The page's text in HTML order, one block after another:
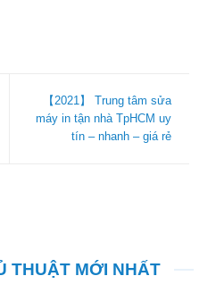
【2021】 Trung tâm sửa
máy in tận nhà TpHCM uy
tín – nhanh – giá rẻ
THUẬT MỚI NHẤT